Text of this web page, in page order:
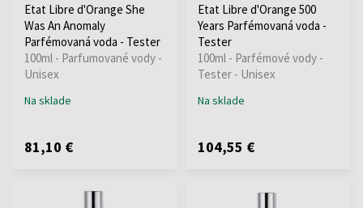
Etat Libre d'Orange She
Was An Anomaly
Parfémovaná voda - Tester
100ml - Parfumované vody -
Unisex
Na sklade
81,10 €
Etat Libre d'Orange 500
Years Parfémovaná voda -
Tester
100ml - Parfémové vody -
Tester - Unisex
Na sklade
104,55 €